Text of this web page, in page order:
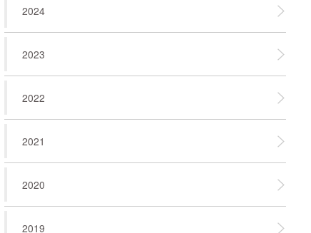
2024
2023
2022
2021
2020
2019